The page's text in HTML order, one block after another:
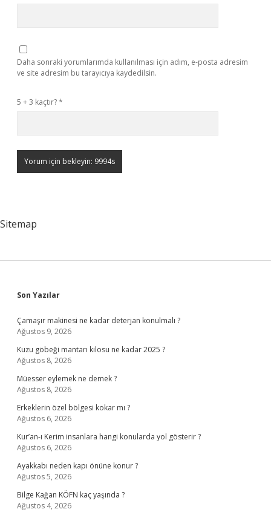
Daha sonraki yorumlarımda kullanılması için adım, e-posta adresim
ve site adresim bu tarayıcıya kaydedilsin.
5 + 3 kaçtır?*
Sitemap
Sidebar
Son Yazılar
Çamaşır makinesi ne kadar deterjan konulmalı ?
Ağustos 9, 2026
Kuzu göbeği mantarı kilosu ne kadar 2025 ?
Ağustos 8, 2026
Müesser eylemek ne demek ?
Ağustos 8, 2026
Erkeklerin özel bölgesi kokar mı ?
Ağustos 6, 2026
Kur’an-ı Kerim insanlara hangi konularda yol gösterir ?
Ağustos 6, 2026
Ayakkabı neden kapı önüne konur ?
Ağustos 5, 2026
Bilge Kağan KÖFN kaç yaşında ?
Ağustos 4, 2026